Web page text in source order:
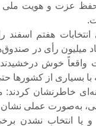
عزت و هویت
میلیون رأی در
با بسیاری از کشورها
خاطرنشان کردند:
به‌صورت عملی نشان
یا انتخاب نشدن